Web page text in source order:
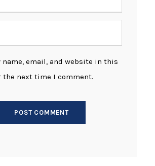
name, email, and website in this
the next time I comment.